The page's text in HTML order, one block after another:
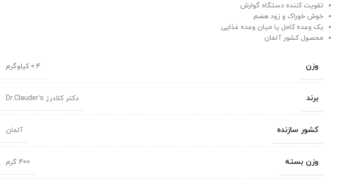
تقویت کننده دستگاه گوارش
خوش خوراک و زود هضم
یک وعده کامل یا میان وعده غذایی
محصول کشور آلمان
وزن 0.4 کیلوگرم
برند دکتر کلادرز Dr.Clauder’s
کشور سازنده آلمان
وزن بسته 400 گرم